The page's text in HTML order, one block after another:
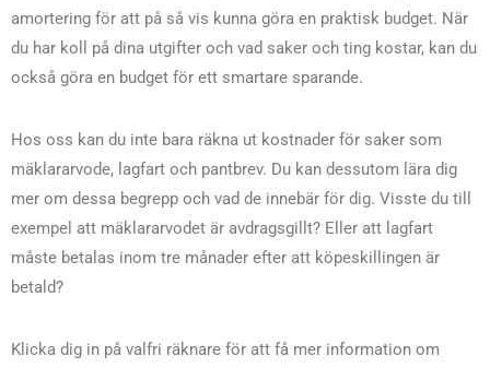
amortering för att på så vis kunna göra en praktisk budget. När
du har koll på dina utgifter och vad saker och ting kostar, kan du
också göra en budget för ett smartare sparande.
Hos oss kan du inte bara räkna ut kostnader för saker som
mäklararvode, lagfart och pantbrev. Du kan dessutom lära dig
mer om dessa begrepp och vad de innebär för dig. Visste du till
exempel att mäklararvodet är avdragsgillt? Eller att lagfart
måste betalas inom tre månader efter att köpeskillingen är
betald?
Klicka dig in på valfri räknare för att få mer information om